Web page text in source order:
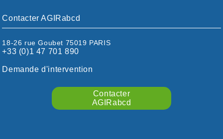
FINISTÈRE
HAUTES-PYRÉNÉES
HÉRAULT
ILLE ET VILAINE
LOIRE / OCÉAN
Contacter AGIRabcd
18-26 rue Goubet 75019 PARIS
+33 (0)1 47 701 890
Demande d'intervention
Contacter
AGIRabcd